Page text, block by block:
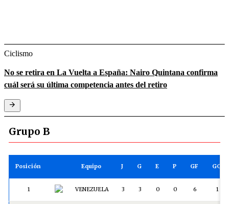
Ciclismo
No se retira en La Vuelta a España: Nairo Quintana confirma
cuál será su última competencia antes del retiro